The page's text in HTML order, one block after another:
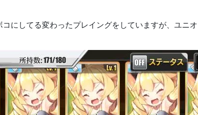
にしてる変わったプレイングをしていますが、ユニ